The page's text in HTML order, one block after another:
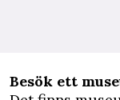
Besök ett